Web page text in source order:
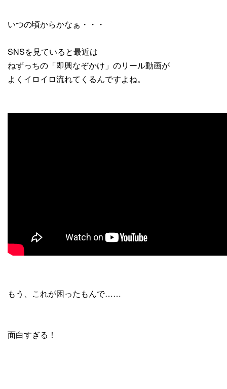
いつの頃からかなぁ・・・
SNSを見ていると最近は
ねずっちの「即興なぞかけ」のリール動画が
よくイロイロ流れてくるんですよね。
もう、これが困ったもんで……
面白すぎる！